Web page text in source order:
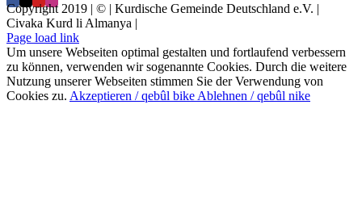
Copyright 2019 | © | Kurdische Gemeinde Deutschland e.V. |
Civaka Kurd li Almanya |
Page load link
Um unsere Webseiten optimal gestalten und fortlaufend verbessern
zu können, verwenden wir sogenannte Cookies. Durch die weitere
Nutzung unserer Webseiten stimmen Sie der Verwendung von
Cookies zu. Akzeptieren / qebûl bike Ablehnen / qebûl nike